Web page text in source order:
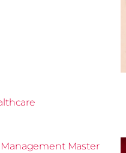
Management Master